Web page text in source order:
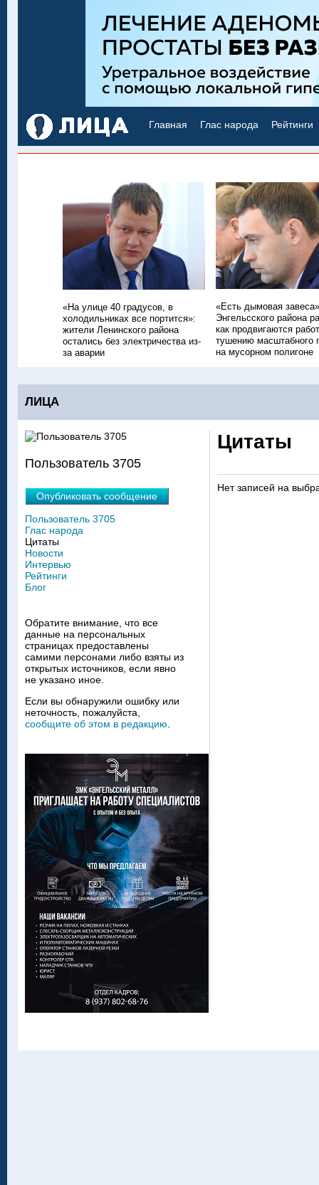
Главная Глас народа Рейтинги
«На улице 40 градусов, в
холодильниках все портится»:
жители Ленинского района
остались без электричества из-
за аварии
«Есть дымовая
Энгельсского района
как продвигаются
тушению масштабного
на мусорном полигоне
ЛИЦА
Цитаты
Нет записей на
Пользователь 3705
Опубликовать сообщение
Пользователь 3705
Глас народа
Цитаты
Новости
Интервью
Рейтинги
Блог
Обратите внимание, что все
данные на персональных
страницах предоставлены
самими персонами либо взяты из
открытых источников, если явно
не указано иное.
Если вы обнаружили ошибку или
неточность, пожалуйста,
сообщите об этом в редакцию